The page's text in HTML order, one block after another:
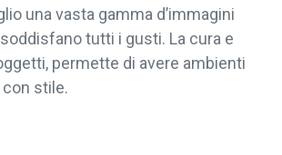
una vasta gamma d’immagini
soddisfano tutti i gusti. La cura e
permette di avere ambienti
stile.